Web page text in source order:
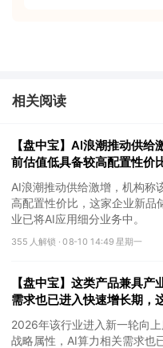
相关阅读
【盘中宝】AI浪潮推动供
前估值低具备较高配置性价
AI浪潮推动供给激增，机构称
高配置性价比，这家企业新品
业已将AI应用细分业务中。
355 人解锁 ·08-10 14:49 星期一
【盘中宝】这类产品兼具
需求也已进入快速增长期，
领域
2026年该行业进入新一轮向
战略属性，AI算力相关需求也